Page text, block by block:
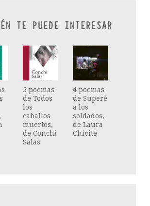
TE PUEDE INTERESAR
5 poemas
de Todos
los
caballos
muertos,
de Conchi
Salas
4 poemas
de Superé
a los
soldados,
de Laura
Chivite